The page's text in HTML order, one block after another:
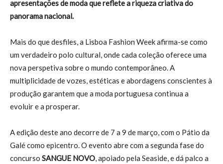
apresentações de moda que reflete a riqueza criativa do
panorama nacional.
Mais do que desfiles, a Lisboa Fashion Week afirma-se como
um verdadeiro polo cultural, onde cada coleção oferece uma
nova perspetiva sobre o mundo contemporâneo. A
multiplicidade de vozes, estéticas e abordagens conscientes à
produção garantem que a moda portuguesa continua a
evoluir e a prosperar.
A edição deste ano decorre de 7 a 9 de março, com o Pátio da
Galé como epicentro. O evento abre com a segunda fase do
concurso SANGUE NOVO, apoiado pela Seaside, e dá palco a